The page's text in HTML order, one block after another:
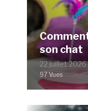
son chat
22 juillet 2026
97 Vues